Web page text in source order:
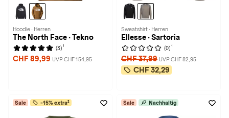
Hoodie · Herren
The North Face · Tekno
(3) 1
CHF 89,99 UVP CHF 154,95
Sweatshirt · Herren
Ellesse · Sartoria
(0) 1
CHF 37,99 UVP CHF 82,95
CHF 32,29
Sale -15% extra² Sale Nachhaltig